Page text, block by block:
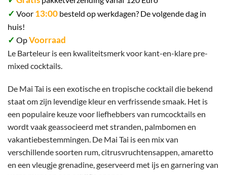
✓ Voor 13:00 besteld op werkdagen? De volgende dag in
huis!
✓ OpVoorraad
Le Barteleur is een kwaliteitsmerk voor kant-en-klare pre-
mixed cocktails.
De Mai Tai is een exotische en tropische cocktail die bekend
staat om zijn levendige kleur en verfrissende smaak. Het is
een populaire keuze voor liefhebbers van rumcocktails en
wordt vaak geassocieerd met stranden, palmbomen en
vakantiebestemmingen. De Mai Tai is een mix van
verschillende soorten rum, citrusvruchtensappen, amaretto
en een vleugje grenadine, geserveerd met ijs en garnering van